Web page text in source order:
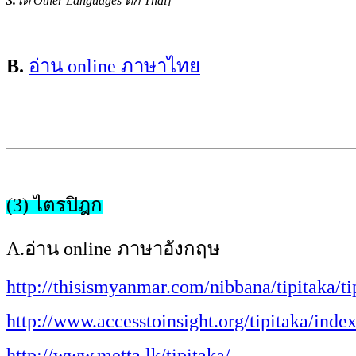
B. อ่าน online ภาษาไทย
(3)ไตรปิฎก
A.อ่าน online ภาษาอังกฤษ
http://thisismyanmar.com/nibbana/tipitaka/
http://www.accesstoinsight.org/tipitaka/